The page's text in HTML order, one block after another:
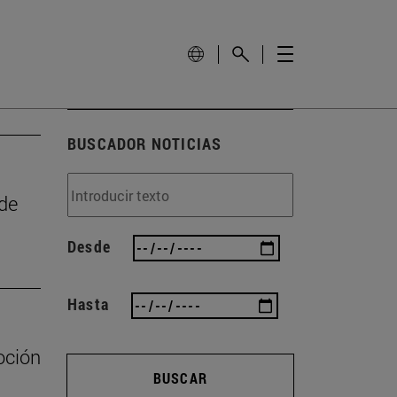
BUSCADOR NOTICIAS
Desde
Hasta
BUSCAR